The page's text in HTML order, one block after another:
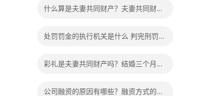
什么算是夫妻共同财产？夫妻共同财产
处罚罚金的执行机关是什么 判完刑罚金
彩礼是夫妻共同财产吗？结婚三个月离
公司融资的原因有哪些？融资方式的种